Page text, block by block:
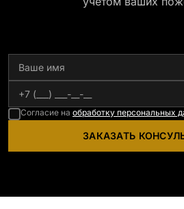
Согласие на обработку персональных
ЗАКАЗАТЬ